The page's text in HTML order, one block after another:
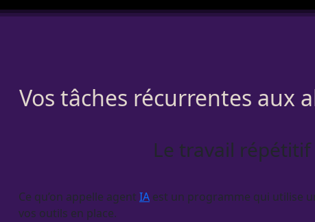
Vos tâches récurrentes aux
Le travail
Ce qu’on appelle agent IA est un programme qui utilise
vos outils en place.